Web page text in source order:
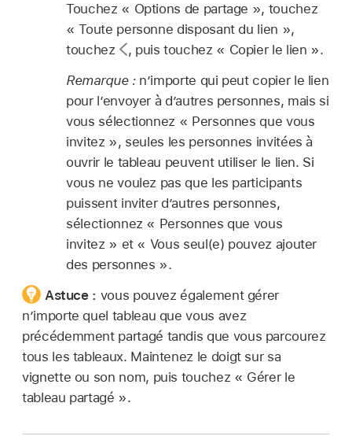
Touchez « Options de partage », touchez
« Toute personne disposant du lien »,
touchez
, puis touchez « Copier le lien ».
Remarque : n’importe qui peut copier le lien
pour l’envoyer à d’autres personnes, mais si
vous sélectionnez « Personnes que vous
invitez », seules les personnes invitées à
ouvrir le tableau peuvent utiliser le lien. Si
vous ne voulez pas que les participants
puissent inviter d’autres personnes,
sélectionnez « Personnes que vous
invitez » et « Vous seul(e) pouvez ajouter
des personnes ».
Astuce : vous pouvez également gérer
n’importe quel tableau que vous avez
précédemment partagé tandis que vous parcourez
tous les tableaux. Maintenez le doigt sur sa
vignette ou son nom, puis touchez « Gérer le
tableau partagé ».